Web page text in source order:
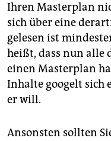
Ihren Masterplan
sich über eine
gelesen ist
heißt, dass nun alle
einen Masterplan
Inhalte googelt sich
er will.
Ansonsten sollten